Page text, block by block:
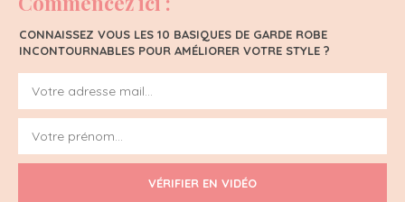
CONNAISSEZ VOUS LES 10 BASIQUES DE GARDE ROBE
INCONTOURNABLES POUR AMÉLIORER VOTRE STYLE ?
VÉRIFIER EN VIDÉO